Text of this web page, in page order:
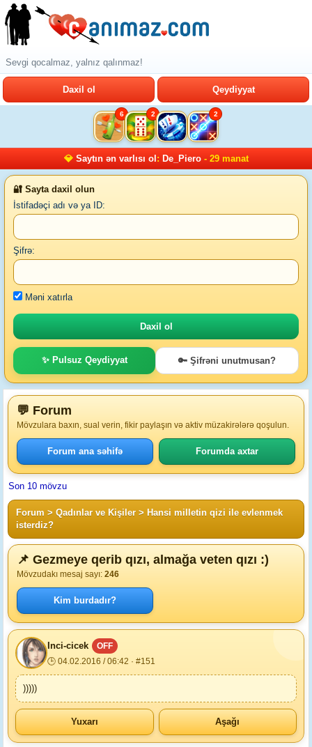
Sevgi qocalmaz, yalnız qalınmaz!
Daxil ol Qeydiyyat
6 2 2
💎 Saytın ən varlısı ol : De_Piero- 29 manat
🔐 Sayta daxil olun
İstifadəçi adı və ya ID:
Şifrə:
Məni xatırla
✨ Pulsuz Qeydiyyat 🔑 Şifrəni unutmusan?
💬 Forum
Mövzulara baxın, sual verin, fikir paylaşın və aktiv müzakirələrə qoşulun.
Forum ana səhifə Forumda axtar
Son 10 mövzu
Forum > Qadınlar ve Kişiler > Hansi milletin qizi ile evlenmek
isterdiz?
📌 Gezmeye qerib qızı, almağa veten qızı :)
Mövzudakı mesaj sayı: 246
Kim burdadır?
Inci-cicek
OFF
🕒 04.02.2016 / 06:42 · #151
)))))
Yuxarı Aşağı